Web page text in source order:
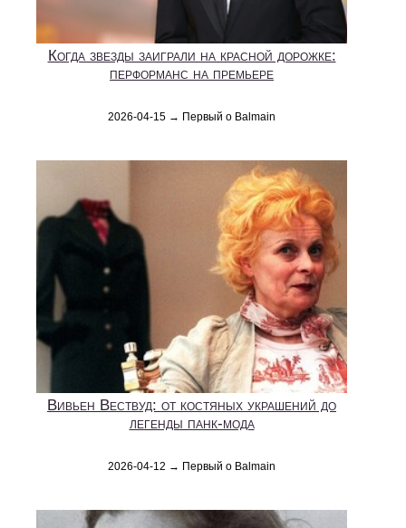
Когда звезды заиграли на красной дорожке:
перформанс на премьере
2026-04-15 → Первый о Balmain
Вивьен Вествуд: от костяных украшений до
легенды панк-мода
2026-04-12 → Первый о Balmain